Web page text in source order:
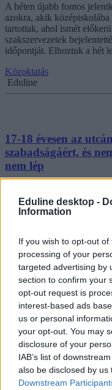
Eduline desktop -
Information
If you wish to opt-out
processing of your
targeted advertising by
section to confirm your
opt-out request is
interest-based ads
us or personal
your opt-out. You may
disclosure of your
IAB’s list of
also be disclosed by
Downstream
A héten újabb fontos
azokra, akik
tartottak, ahol ismét
szakszervezetek
időpontját. Elhoztuk a hét
Közoktatás
Eduline
17-18 évesen az
szabadságáért, és
nem lép
Kossuth téri tüntetést
borsot törtek Áder János
demonstrációin. A Diákok
dolgozók követeléseit, az
ugyanis hosszú távon a
hogyan tudtak néhány hét
mellé állítani?
Közoktatás
Szabó Fruzsina